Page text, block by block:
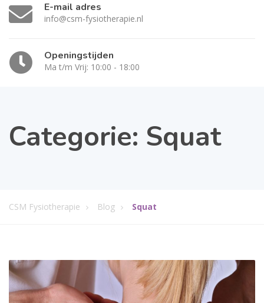
E-mail adres
info@csm-fysiotherapie.nl
Openingstijden
Ma t/m Vrij: 10:00 - 18:00
Categorie: Squat
CSM Fysiotherapie Blog Squat